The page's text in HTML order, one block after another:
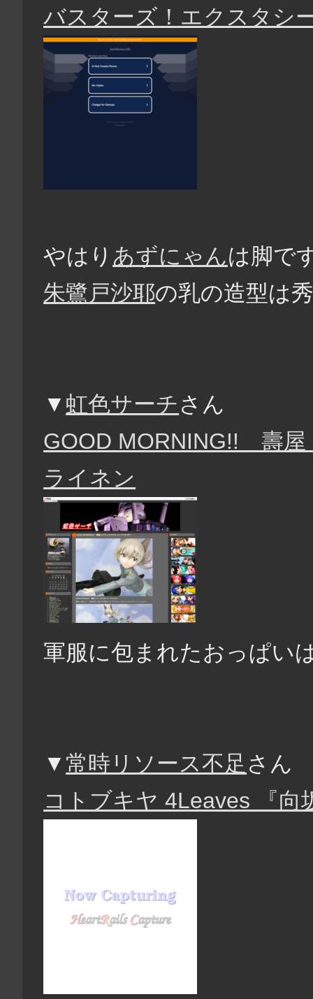
バスターズ！エクスタシ
やはり あずにゃんは脚で
朱鷺戸沙耶の乳の造型は
▼ 虹色サーチさん
GOOD MORNING!! 壽屋
ライネン
軍服に包まれたおっぱい
▼ 常時リソース不足 さん
コトブキヤ 4Leaves 『向